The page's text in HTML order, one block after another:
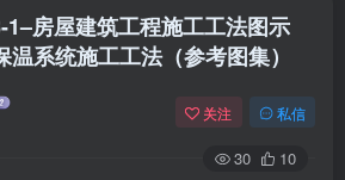
房屋建筑工程施工工法图示
温系统施工工法（参考图集）
关注 私信
30 10